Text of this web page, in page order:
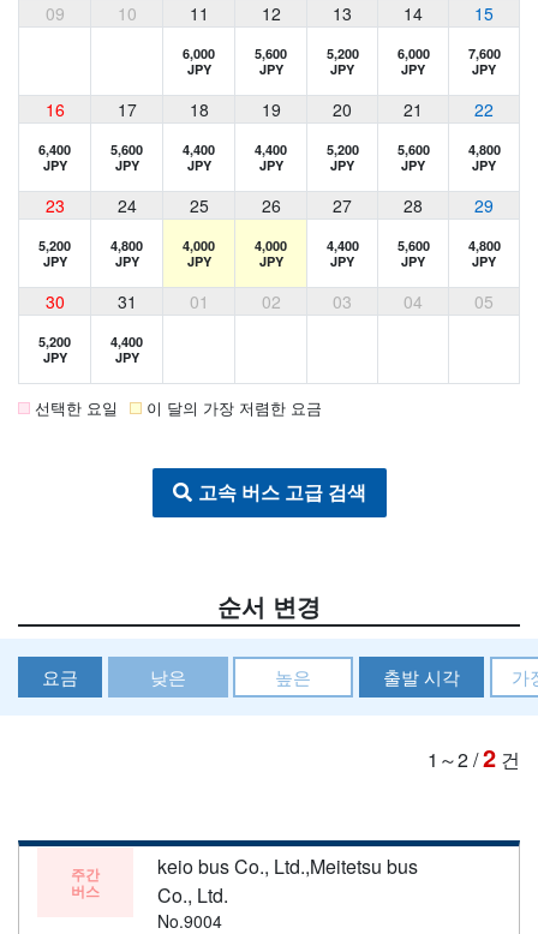
09 10 11 12 13 14 15
6,000
JPY
5,600
JPY
5,200
JPY
6,000
JPY
7,600
JPY
16 17 18 19 20 21 22
6,400
JPY
5,600
JPY
4,400
JPY
4,400
JPY
5,200
JPY
5,600
JPY
4,800
JPY
23 24 25 26 27 28 29
5,200
JPY
4,800
JPY
4,000
JPY
4,000
JPY
4,400
JPY
5,600
JPY
4,800
JPY
30 31 01 02 03 04 05
5,200
JPY
4,400
JPY
선택한 요일 이 달의 가장 저렴한 요금
고속 버스 고급 검색
순서 변경
요금 낮은 높은 출발 시각 가
1～2/2 건
주간
버스
keio bus Co., Ltd.,Meitetsu bus
Co., Ltd.
No.9004